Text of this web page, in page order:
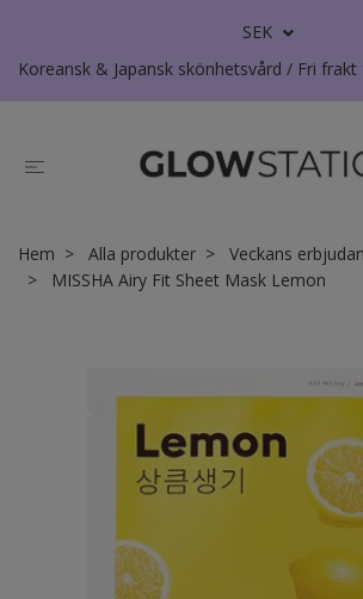
SEK
Koreansk & Japansk skönhetsvård / Fri frakt
Hem Alla produkter
Veckans
MISSHA Airy Fit Sheet Mask Lemon